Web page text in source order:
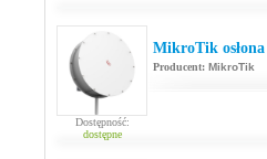
Dostępność:
dostępne
MikroTik
Producent: MikroTik